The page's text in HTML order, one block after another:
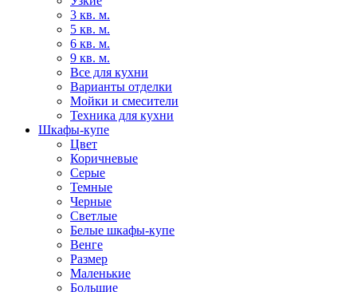
3 кв. м.
5 кв. м.
6 кв. м.
9 кв. м.
Все для кухни
Варианты отделки
Мойки и смесители
Техника для кухни
Шкафы-купе
Цвет
Коричневые
Серые
Темные
Черные
Светлые
Белые шкафы-купе
Венге
Размер
Маленькие
Большие